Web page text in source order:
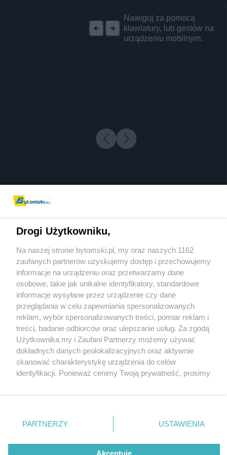
Nawiguj za pomocą
klawiatury, lub gestów na
urządzeniu mobilnym.
3 / 0
Wydawca mediów lokalnych
Nie zapomnij
zapoznać się z:
polityką prywatności regulamin korzystania z portali
Twojemiasto
Piekary Śląskie
Chorzów
Tarnowskie Góry
Gliwice
Skontakuj sięz nami
Kontakt
Wydawca
Pogoda
Drogi Użytkowniku,
Na naszej stronie bytomski.pl, my oraz naszych 1162
zaufanych partnerów uzyskujemy dostęp i przechowujemy
informacje na urządzeniu oraz przetwarzamy dane
osobowe, takie jak unikalne identyfikatory, standardowe
informacje wysyłane przez urządzenie czy dane
przeglądania w celu zapewniania spersonalizowanych
reklam, wybór spersonalizowanych treści, pomiar reklam i
treści, badanie odbiorców oraz ulepszanie usług. Za zgodą
Użytkownika my i Zaufani Partnerzy możemy używać
dokładnych danych geolokalizacyjnych oraz aktywnie
skanować charakterystykę urządzenia do celów
identyfikacji. Ponieważ cenimy Twoją prywatność, prosimy
prywatności znajdujący się w lewym dolnym rogu strony
. Niektóre rodzaje przetwarzania danych nie wymagają
zgody użytkownika, ale masz prawo sprzeciwić się
takiemu przetwarzaniu. Preferencje będą miały
PARTNERZY USTAWIENIA
Akceptuję